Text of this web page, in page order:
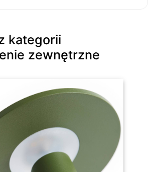
kategorii
zewnętrzne